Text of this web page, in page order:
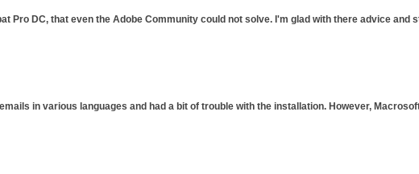
Pro DC, that even the Adobe Community could not solve. I'm glad with there advice and
in various languages and had a bit of trouble with the installation. However,